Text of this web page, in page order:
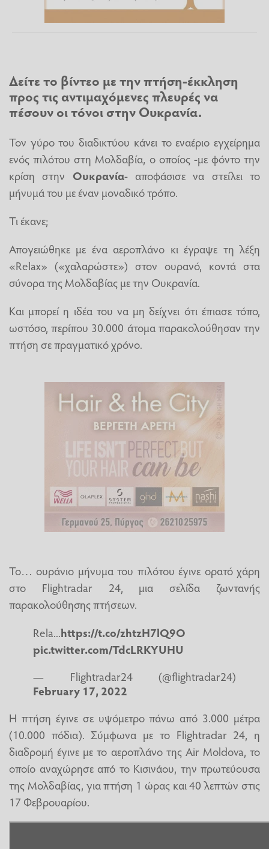
Δείτε το βίντεο με την πτήση-έκκληση
προς τις αντιμαχόμενες πλευρές να
πέσουν οι τόνοι στην Ουκρανία.
Τον γύρο του διαδικτύου κάνει το εναέριο εγχείρημα
ενός πιλότου στη Μολδαβία, ο οποίος -με φόντο την
κρίση στην Ουκρανία- αποφάσισε να στείλει το
μήνυμά του με έναν μοναδικό τρόπο.
Τι έκανε;
Απογειώθηκε με ένα αεροπλάνο κι έγραψε τη λέξη
«Relax» («χαλαρώστε») στον ουρανό, κοντά στα
σύνορα της Μολδαβίας με την Ουκρανία.
Και μπορεί η ιδέα του να μη δείχνει ότι έπιασε τόπο,
ωστόσο, περίπου 30.000 άτομα παρακολούθησαν την
πτήση σε πραγματικό χρόνο.
Το… ουράνιο μήνυμα του πιλότου έγινε ορατό χάρη
στο Flightradar 24, μια σελίδα ζωντανής
παρακολούθησης πτήσεων.
Rela...https://t.co/zhtzH7lQ9O
pic.twitter.com/TdcLRKYUHU
— Flightradar24 (@flightradar24)
February 17, 2022
Η πτήση έγινε σε υψόμετρο πάνω από 3.000 μέτρα
(10.000 πόδια). Σύμφωνα με το Flightradar 24, η
διαδρομή έγινε με το αεροπλάνο της Air Moldova, το
οποίο αναχώρησε από το Κισινάου, την πρωτεύουσα
της Μολδαβίας, για πτήση 1 ώρας και 40 λεπτών στις
17 Φεβρουαρίου.